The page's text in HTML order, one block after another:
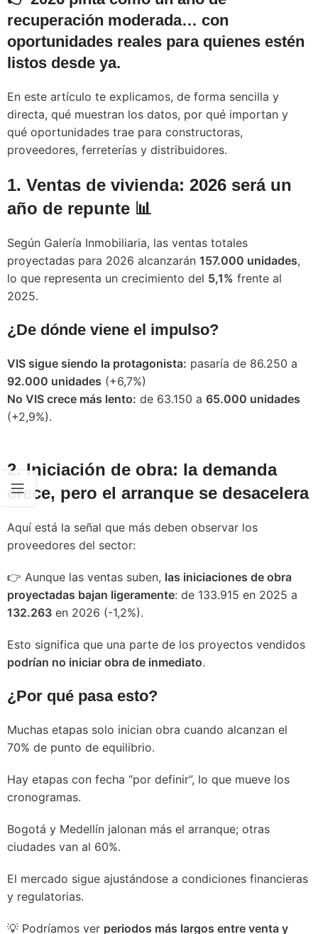
recuperación moderada… con
oportunidades reales para quienes estén
listos desde ya.
En este artículo te explicamos, de forma sencilla y
directa, qué muestran los datos, por qué importan y
qué oportunidades trae para constructoras,
proveedores, ferreterías y distribuidores.
1. Ventas de vivienda: 2026 será un
año de repunte 📊
Según Galería Inmobiliaria, las ventas totales
proyectadas para 2026 alcanzarán 157.000 unidades,
lo que representa un crecimiento del 5,1% frente al
2025.
¿De dónde viene el impulso?
VIS sigue siendo la protagonista: pasaría de 86.250 a
92.000 unidades (+6,7%)
No VIS crece más lento: de 63.150 a 65.000 unidades
(+2,9%).
2. Iniciación de obra: la demanda
crece, pero el arranque se desacelera
Aquí está la señal que más deben observar los
proveedores del sector:
👉 Aunque las ventas suben, las iniciaciones de obra
proyectadas bajan ligeramente: de 133.915 en 2025 a
132.263 en 2026 (-1,2%).
Esto significa que una parte de los proyectos vendidos
podrían no iniciar obra de inmediato.
¿Por qué pasa esto?
Muchas etapas solo inician obra cuando alcanzan el
70% de punto de equilibrio.
Hay etapas con fecha “por definir”, lo que mueve los
cronogramas.
Bogotá y Medellín jalonan más el arranque; otras
ciudades van al 60%.
El mercado sigue ajustándose a condiciones financieras
y regulatorias.
💡 Podríamos ver periodos más largos entre venta y